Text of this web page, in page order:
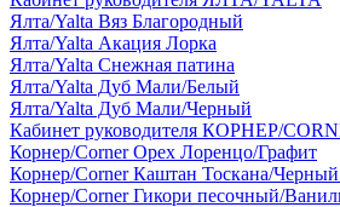
Ялта/Yalta Вяз Благородный
Ялта/Yalta Акация Лорка
Ялта/Yalta Снежная патина
Ялта/Yalta Дуб Мали/Белый
Ялта/Yalta Дуб Мали/Черный
Кабинет руководителя КОРНЕР/
Корнер/Corner Орех Лоренцо/Графит
Корнер/Corner Каштан Тоскана/
Корнер/Corner Гикори песочный/